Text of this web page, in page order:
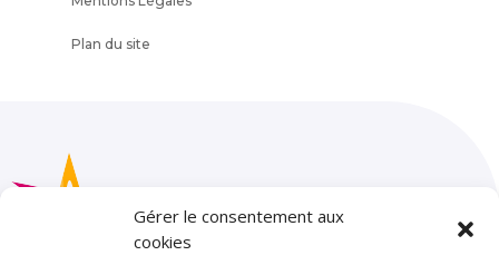
Gérer le consentement aux
cookies
Plan du site